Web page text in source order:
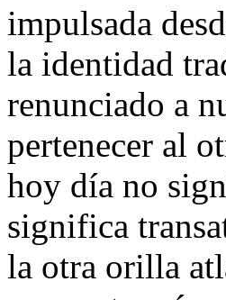
impulsada
la identidad
renunciado a
pertenecer al
hoy día no
significa
la otra orilla